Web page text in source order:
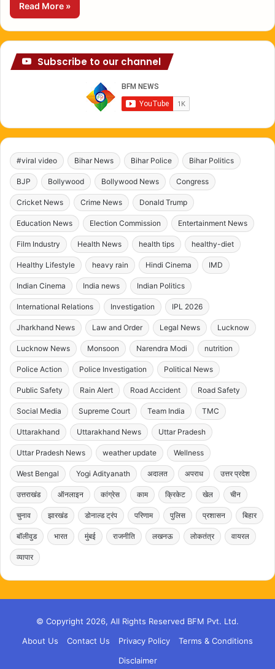
Read More »
Subscribe to our channel
#viral video Bihar News Bihar Police Bihar Politics
BJP Bollywood Bollywood News Congress
Cricket News Crime News Donald Trump
Education News Election Commission Entertainment News
Film Industry Health News health tips healthy-diet
Healthy Lifestyle heavy rain Hindi Cinema IMD
Indian Cinema India news Indian Politics
International Relations Investigation IPL 2026
Jharkhand News Law and Order Legal News Lucknow
Lucknow News Monsoon Narendra Modi nutrition
Police Action Police Investigation Political News
Public Safety Rain Alert Road Accident Road Safety
Social Media Supreme Court Team India TMC
Uttarakhand Uttarakhand News Uttar Pradesh
Uttar Pradesh News weather update Wellness
West Bengal Yogi Adityanath अदालत अपराध उत्तर प्रदेश
उत्तराखंड ऑनलाइन कांग्रेस काम क्रिकेट खेल चीन
चुनाव झारखंड डोनाल्ड ट्रंप परिणाम पुलिस प्रशासन बिहार
बॉलीवुड भारत मुंबई राजनीति लखनऊ लोकतंत्र वायरल
व्यापार
© Copyright 2026, All Rights Reserved BFM Pvt. Ltd.
About Us
Contact Us Privacy Policy
Terms & Conditions
Disclaimer